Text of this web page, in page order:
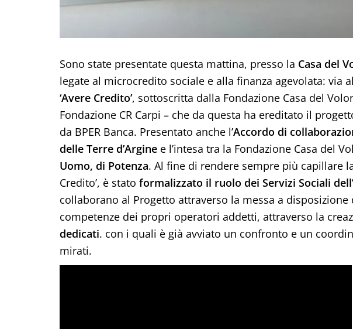
Sono state presentate questa mattina, presso la Casa del
legate al microcredito sociale e alla finanza agevolata: via
‘Avere Credito’, sottoscritta dalla Fondazione Casa del
Fondazione CR Carpi – che da questa ha ereditato il
da BPER Banca. Presentato anche l’Accordo di
delle Terre d’Argine e l’intesa tra la Fondazione Casa del
Uomo, di Potenza. Al fine di rendere sempre più capillare
Credito’, è stato formalizzato il ruolo dei Servizi Sociali
collaborano al Progetto attraverso la messa a
competenze dei propri operatori addetti, attraverso la
dedicati. con i quali è già avviato un confronto e un
mirati.